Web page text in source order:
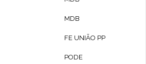
MDB
FE UNIÃO PP
PODE